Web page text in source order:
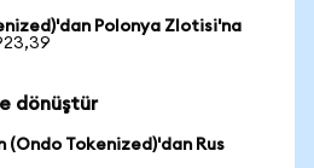
Polonya Zlotisi'na
dönüştür
(Ondo Tokenized)'dan Rus